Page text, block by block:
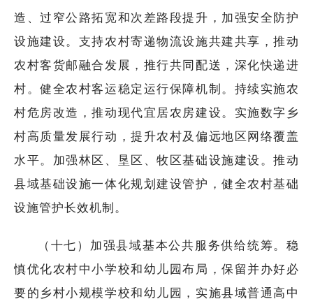
造、过窄公路拓宽和次差路段提升，加强安全防护
设施建设。支持农村寄递物流设施共建共享，推动
农村客货邮融合发展，推行共同配送，深化快递进
村。健全农村客运稳定运行保障机制。持续实施农
村危房改造，推动现代宜居农房建设。实施数字乡
村高质量发展行动，提升农村及偏远地区网络覆盖
水平。加强林区、垦区、牧区基础设施建设。推动
县域基础设施一体化规划建设管护，健全农村基础
设施管护长效机制。
（十七）加强县域基本公共服务供给统筹。稳
慎优化农村中小学校和幼儿园布局，保留并办好必
要的乡村小规模学校和幼儿园，实施县域普通高中